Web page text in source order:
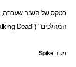
בטקס של השנה שעברה,
המהלכים" ("The Walking Dead") והוכרז גם
מקור:Spike